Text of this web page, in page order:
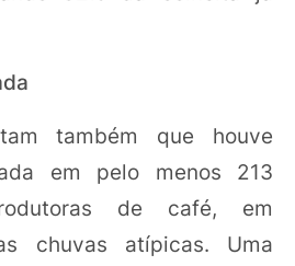
também que houve
em pelo menos 213
de café, em
chuvas atípicas. Uma